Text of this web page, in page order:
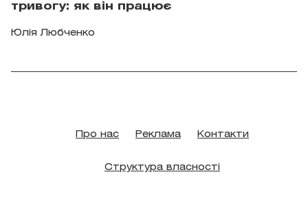
тривогу: як він працює
Юлія Любченко
Про нас Реклама Контакти
Структура власності